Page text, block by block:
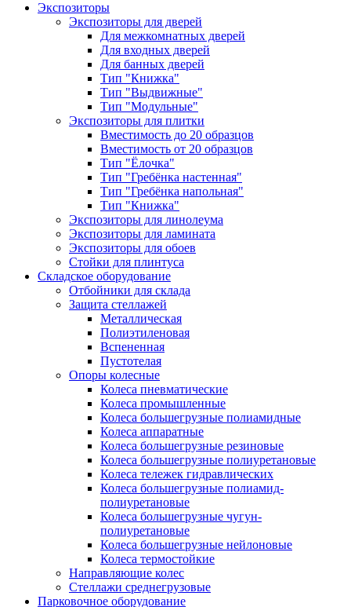
Экспозиторы
Экспозиторы для дверей
Для межкомнатных дверей
Для входных дверей
Для банных дверей
Тип "Книжка"
Тип "Выдвижные"
Тип "Модульные"
Экспозиторы для плитки
Вместимость до 20 образцов
Вместимость от 20 образцов
Тип "Ёлочка"
Тип "Гребёнка настенная"
Тип "Гребёнка напольная"
Тип "Книжка"
Экспозиторы для линолеума
Экспозиторы для ламината
Экспозиторы для обоев
Стойки для плинтуса
Складское оборудование
Отбойники для склада
Защита стеллажей
Металлическая
Полиэтиленовая
Вспененная
Пустотелая
Опоры колесные
Колеса пневматические
Колеса промышленные
Колеса большегрузные полиамидные
Колеса аппаратные
Колеса большегрузные резиновые
Колеса большегрузные полиуретановые
Колеса тележек гидравлических
Колеса большегрузные полиамид-
полиуретановые
Колеса большегрузные чугун-
полиуретановые
Колеса большегрузные нейлоновые
Колеса термостойкие
Направляющие колес
Стеллажи среднегрузовые
Парковочное оборудование